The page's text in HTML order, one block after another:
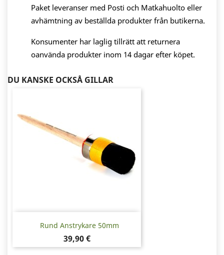
Paket leveranser med Posti och Matkahuolto eller
avhämtning av beställda produkter från butikerna.
Konsumenter har laglig tillrätt att returnera
oanvända produkter inom 14 dagar efter köpet.
DU KANSKE OCKSÅ GILLAR
Rund Anstrykare 50mm
Pris
39,90 €